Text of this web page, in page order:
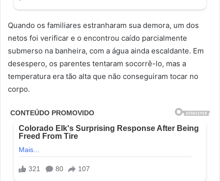
Quando os familiares estranharam sua demora, um dos
netos foi verificar e o encontrou caído parcialmente
submerso na banheira, com a água ainda escaldante. Em
desespero, os parentes tentaram socorrê-lo, mas a
temperatura era tão alta que não conseguiram tocar no
corpo.